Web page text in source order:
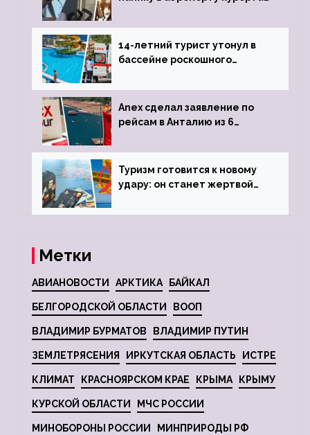
задержке рейса
14-летний турист утонул в
бассейне роскошного
Anex сделал заявление по
рейсам в Анталию из 6
Туризм готовится к новому
удару: он станет жертвой
Метки
АВИАНОВОСТИ АРКТИКА БАЙКАЛ
БЕЛГОРОДСКОЙ ОБЛАСТИ ВООП
ВЛАДИМИР БУРМАТОВ ВЛАДИМИР ПУТИН
ЗЕМЛЕТРЯСЕНИЯ ИРКУТСКАЯ ОБЛАСТЬ ИСТРЕ
КЛИМАТ КРАСНОЯРСКОМ КРАЕ КРЫМА КРЫМУ
КУРСКОЙ ОБЛАСТИ МЧС РОССИИ
МИНОБОРОНЫ РОССИИ МИНПРИРОДЫ РФ